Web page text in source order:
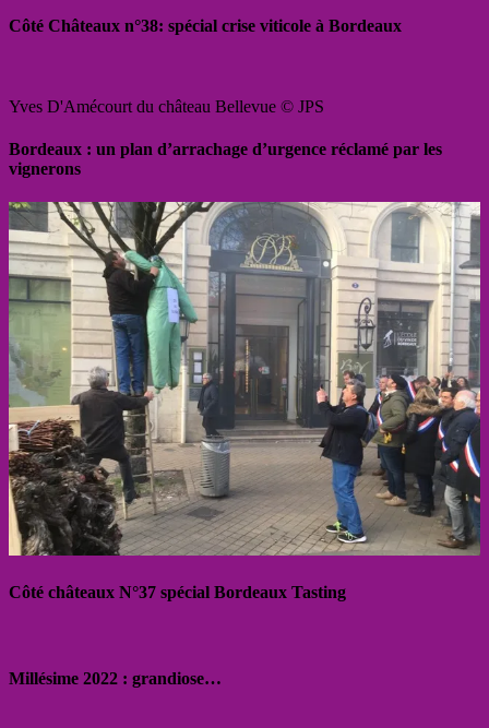
Côté Châteaux n°38: spécial crise viticole à Bordeaux
Yves D'Amécourt du château Bellevue © JPS
Bordeaux : un plan d’arrachage d’urgence réclamé par les
vignerons
Côté châteaux N°37 spécial Bordeaux Tasting
Millésime 2022 : grandiose…